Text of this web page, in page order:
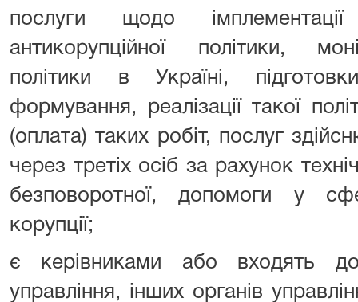
послуги щодо
антикорупційної політики,
політики в Україні,
формування, реалізації такої
(оплата) таких робіт, послуг
через третіх осіб за рахунок
безповоротної, допомоги у
корупції;
є керівниками або входять
управління, інших органів